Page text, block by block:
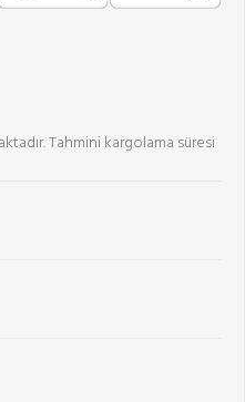
Tahmini kargolama süresi